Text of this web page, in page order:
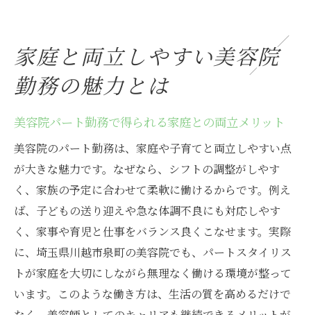
方
再就職を成功させる美容院パート活用術
美容院での再出発に役立つ自己PRの方法
パートスタイリストで再出発するための準
美容院パート求人を活かしたキャリア形成
例
再出発に必要な美容院勤務の心構え
自分らしく輝くための美容院パート求人活用法
美容院パート求人で見つける自分らしい働
き方
パートスタイリストで自分らしく輝くため
家庭と両立しやすい美容院
勤務の魅力とは
美容院パート勤務で得られる家庭との両立メリット
美容院のパート勤務は、家庭や子育てと両立しやすい点
が大きな魅力です。なぜなら、シフトの調整がしやす
く、家族の予定に合わせて柔軟に働けるからです。例え
ば、子どもの送り迎えや急な体調不良にも対応しやす
く、家事や育児と仕事をバランス良くこなせます。実際
に、埼玉県川越市泉町の美容院でも、パートスタイリス
トが家庭を大切にしながら無理なく働ける環境が整って
います。このような働き方は、生活の質を高めるだけで